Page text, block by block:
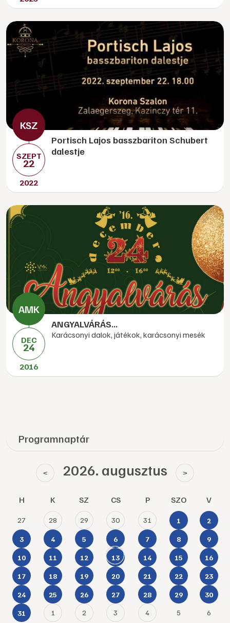
SZEPT
22
2022
Portisch Lajos basszbariton Schubert
dalestje
DEC
24
2016
ANGYALVÁRÁS...
Karácsonyi dalok, játékok, karácsonyi mesék
Programnaptár
< 2026. augusztus >
H K SZ CS P SZO V
27 28 29 30 31 1 2
3 4 5 6 7 8 9
10 11 12 13 14 15 16
17 18 19 20 21 22 23
24 25 26 27 28 29 30
31 1 2 3 4 5 6